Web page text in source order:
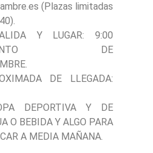
(Plazas limitadas
Y LUGAR: 9:00
DE
DE LLEGADA:
DEPORTIVA Y DE
O BEBIDA Y ALGO PARA
A MEDIA MAÑANA.